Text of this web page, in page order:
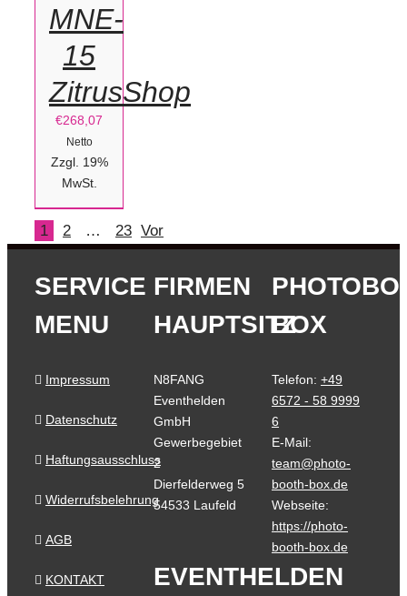
MNE-
15
ZitrusShop
€268,07
Netto
Zzgl. 19%
MwSt.
1 2 … 23 Vor
SERVICE
MENU
Impressum
Datenschutz
Haftungsausschluss
Widerrufsbelehrung
AGB
KONTAKT
FIRMEN
HAUPTSITZ
N8FANG
Eventhelden
GmbH
Gewerbegebiet
2
Dierfelderweg 5
54533 Laufeld
BOX
Telefon: +49
6572 - 58 9999
6
E-Mail:
team@photo-
booth-box.de
Webseite:
https://photo-
booth-box.de
EVENTHELDEN